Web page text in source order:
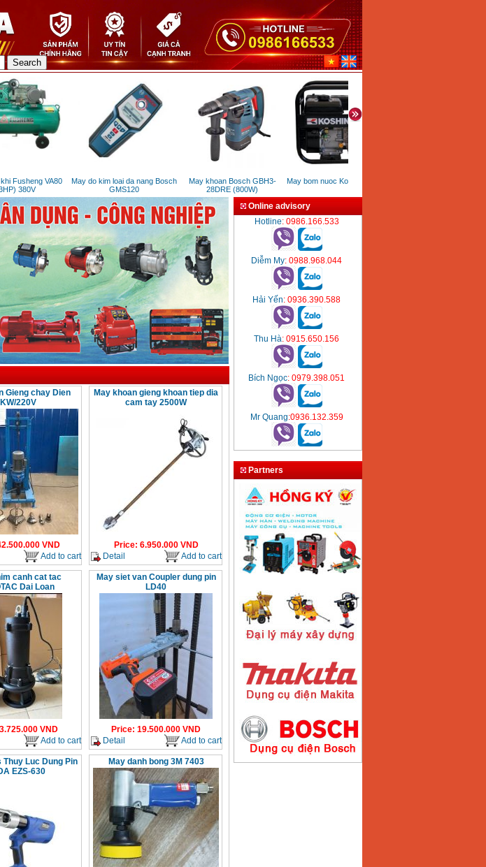
Fusheng VA80
380V
May do kim loai da nang Bosch
GMS120
May khoan Bosch GBH3-
28DRE (800W)
May bom nuoc Koshin SEV 50X
Gieng chay Dien
220V
VND
Add to cart
May khoan gieng khoan tiep dia
cam tay 2500W
Price: 6.950.000VND
Detail
Add to cart
canh cat tac
Dai Loan
3.725.000VND
Add to cart
May siet van Coupler dung pin
LD40
Price: 19.500.000 VND
Detail
Add to cart
Thuy Luc Dung Pin
EZS-630
May danh bong 3M 7403
Online advisory
Hotline: 0986.166.533
Diễm My: 0988.968.044
Hải Yến: 0936.390.588
Thu Hà: 0915.650.156
Bích Ngọc: 0979.398.051
Mr Quang:0936.132.359
Partners